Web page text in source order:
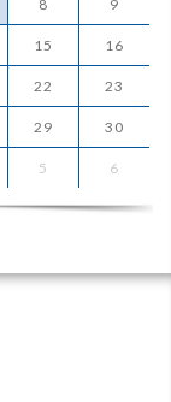
8 9
15 16
22 23
29 30
5 6